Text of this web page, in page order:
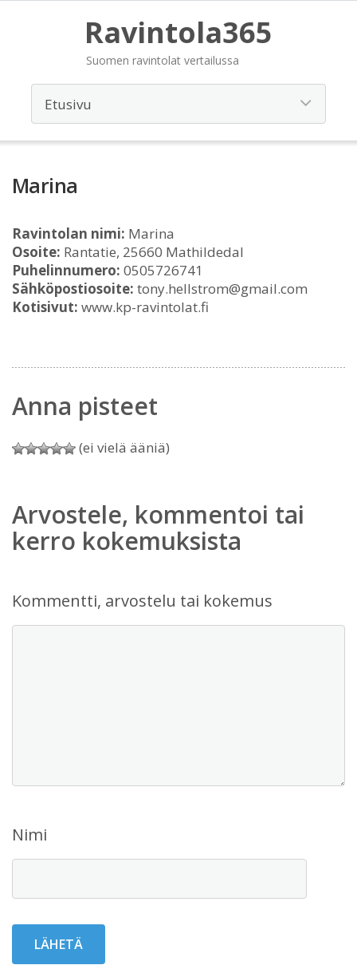
Ravintola365
Suomen ravintolat vertailussa
Marina
Ravintolan nimi: Marina
Osoite: Rantatie, 25660 Mathildedal
Puhelinnumero: 0505726741
Sähköpostiosoite: tony.hellstrom@gmail.com
Kotisivut: www.kp-ravintolat.fi
Anna pisteet
(ei vielä ääniä)
Arvostele, kommentoi tai
kerro kokemuksista
Kommentti, arvostelu tai kokemus
Nimi